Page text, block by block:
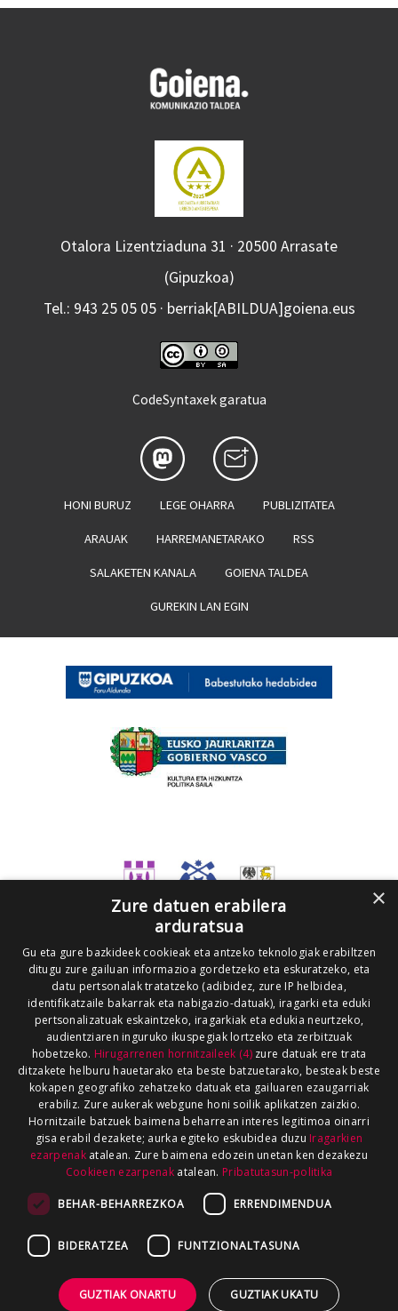
Otalora Lizentziaduna 31 · 20500 Arrasate
(Gipuzkoa)
Tel.: 943 25 05 05 · berriak[ABILDUA]goiena.eus
CodeSyntaxek garatua
HONI BURUZ LEGE OHARRA PUBLIZITATEA
ARAUAK HARREMANETARAKO RSS
SALAKETEN KANALA GOIENA TALDEA
GUREKIN LAN EGIN
×
Zure datuen erabilera
arduratsua
Gu eta gure bazkideek cookieak eta antzeko teknologiak erabiltzen
ditugu zure gailuan informazioa gordetzeko eta eskuratzeko, eta
datu pertsonalak tratatzeko (adibidez, zure IP helbidea,
identifikatzaile bakarrak eta nabigazio-datuak), iragarki eta eduki
pertsonalizatuak eskaintzeko, iragarkiak eta edukia neurtzeko,
audientziaren inguruko ikuspegiak lortzeko eta zerbitzuak
hobetzeko. Hirugarrenen hornitzaileek (4)zure datuak ere trata
ditzakete helburu hauetarako eta beste batzuetarako, besteak beste
kokapen geografiko zehatzeko datuak eta gailuaren ezaugarriak
erabiliz. Zure aukerak webgune honi soilik aplikatzen zaizkio.
Hornitzaile batzuek baimena beharrean interes legitimoa oinarri
gisa erabil dezakete; aurka egiteko eskubidea duzu Iragarkien
ezarpenakatalean. Zure baimena edozein unetan ken dezakezu
Cookieen ezarpenak atalean. Pribatutasun-politika
BEHAR-BEHARREZKOA ERRENDIMENDUA
BIDERATZEA FUNTZIONALTASUNA
GUZTIAK ONARTU GUZTIAK UKATU